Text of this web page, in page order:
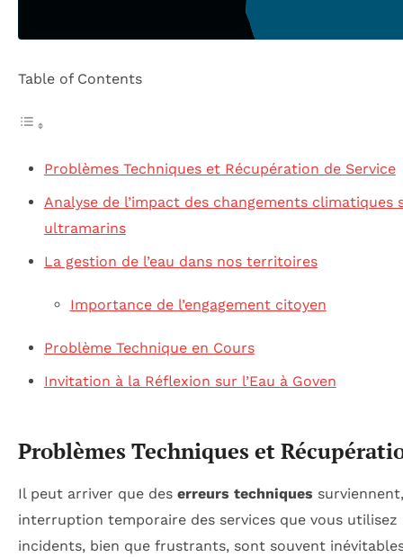
Table of Contents
Problèmes Techniques et Récupération de Service
Analyse de l’impact des changements
ultramarins
La gestion de l’eau dans nos territoires
Importance de l’engagement citoyen
Problème Technique en Cours
Invitation à la Réflexion sur l’Eau à Goven
Problèmes Techniques et
Il peut arriver que des erreurs techniques
interruption temporaire des services que vous utilisez
incidents, bien que frustrants, sont souvent